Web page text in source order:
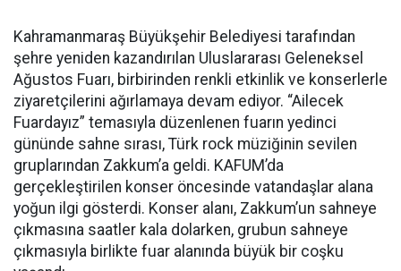
Kahramanmaraş Büyükşehir Belediyesi tarafından
şehre yeniden kazandırılan Uluslararası Geleneksel
Ağustos Fuarı, birbirinden renkli etkinlik ve konserlerle
ziyaretçilerini ağırlamaya devam ediyor. “Ailecek
Fuardayız” temasıyla düzenlenen fuarın yedinci
gününde sahne sırası, Türk rock müziğinin sevilen
gruplarından Zakkum’a geldi. KAFUM’da
gerçekleştirilen konser öncesinde vatandaşlar alana
yoğun ilgi gösterdi. Konser alanı, Zakkum’un sahneye
çıkmasına saatler kala dolarken, grubun sahneye
çıkmasıyla birlikte fuar alanında büyük bir coşku